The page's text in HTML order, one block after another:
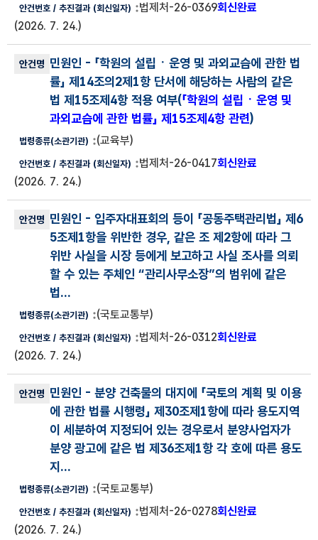
법제처-26-0369회신완료
(2026. 7. 24.)
민원인 - 「학원의 설립ㆍ운영 및 과외교습에 관한 법
률」 제14조의2제1항 단서에 해당하는 사람의 같은
법 제15조제4항 적용 여부(「학원의 설립ㆍ운영 및
과외교습에 관한 법률」 제15조제4항 관련)
(교육부)
법제처-26-0417회신완료
(2026. 7. 24.)
민원인 - 입주자대표회의 등이 「공동주택관리법」 제6
5조제1항을 위반한 경우, 같은 조 제2항에 따라 그
위반 사실을 시장 등에게 보고하고 사실 조사를 의뢰
할 수 있는 주체인 “관리사무소장”의 범위에 같은
법...
(국토교통부)
법제처-26-0312회신완료
(2026. 7. 24.)
민원인 - 분양 건축물의 대지에 「국토의 계획 및 이용
에 관한 법률 시행령」 제30조제1항에 따라 용도지역
이 세분하여 지정되어 있는 경우로서 분양사업자가
분양 광고에 같은 법 제36조제1항 각 호에 따른 용도
지...
(국토교통부)
법제처-26-0278회신완료
(2026. 7. 24.)